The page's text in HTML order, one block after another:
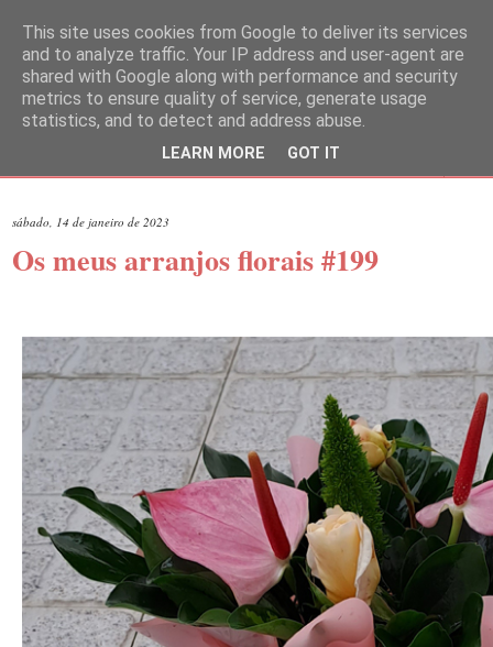
sábado, 14 de janeiro de 2023
Os meus arranjos florais #199
This site uses cookies from Google to deliver its services
and to analyze traffic. Your IP address and user-agent are
shared with Google along with performance and security
metrics to ensure quality of service, generate usage
statistics, and to detect and address abuse.
LEARN MORE GOT IT